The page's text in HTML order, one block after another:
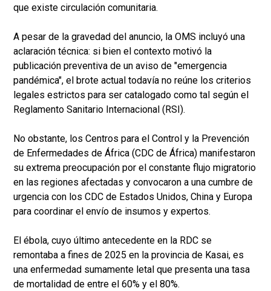
que existe circulación comunitaria.
A pesar de la gravedad del anuncio, la OMS incluyó una
aclaración técnica: si bien el contexto motivó la
publicación preventiva de un aviso de "emergencia
pandémica", el brote actual todavía no reúne los criterios
legales estrictos para ser catalogado como tal según el
Reglamento Sanitario Internacional (RSI).
No obstante, los Centros para el Control y la Prevención
de Enfermedades de África (CDC de África) manifestaron
su extrema preocupación por el constante flujo migratorio
en las regiones afectadas y convocaron a una cumbre de
urgencia con los CDC de Estados Unidos, China y Europa
para coordinar el envío de insumos y expertos.
El ébola, cuyo último antecedente en la RDC se
remontaba a fines de 2025 en la provincia de Kasai, es
una enfermedad sumamente letal que presenta una tasa
de mortalidad de entre el 60% y el 80%.